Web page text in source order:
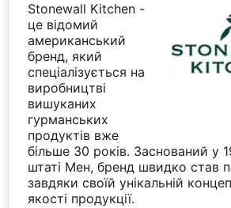
Stonewall Kitchen -
це відомий
американський
бренд, який
спеціалізується на
виробництві
вишуканих
гурманських
продуктів вже
більше 30 років. Заснований у
штаті Мен, бренд швидко став
завдяки своїй унікальній
якості продукції.